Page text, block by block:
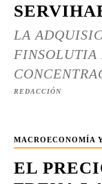
LA
FINSOLUTIA
REDACCIÓN
MACROECONOMÍA
EL